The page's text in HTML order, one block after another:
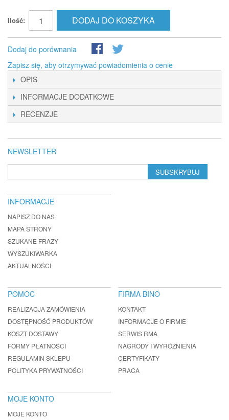
Ilość: DODAJ DO KOSZYKA
Dodaj do porównania
Zapisz się, aby otrzymywać powiadomienia o cenie
OPIS
INFORMACJE DODATKOWE
RECENZJE
NEWSLETTER
SUBSKRYBUJ
INFORMACJE
NAPISZ DO NAS
MAPA STRONY
SZUKANE FRAZY
WYSZUKIWARKA
AKTUALNOŚCI
POMOC
REALIZACJA ZAMÓWIENIA
DOSTĘPNOŚĆ PRODUKTÓW
KOSZT DOSTAWY
FORMY PŁATNOŚCI
REGULAMIN SKLEPU
POLITYKA PRYWATNOŚCI
FIRMA BINO
KONTAKT
INFORMACJE O FIRMIE
SERWIS RMA
NAGRODY I WYRÓŻNIENIA
CERTYFIKATY
PRACA
MOJE KONTO
MOJE KONTO